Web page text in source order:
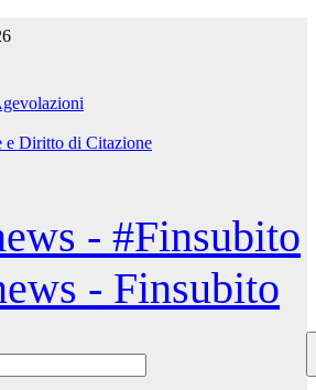
e Diritto di Citazione
- #Finsubito
- Finsubito